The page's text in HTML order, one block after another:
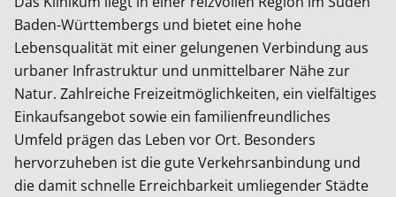
Baden-Württembergs und bietet eine hohe
Lebensqualität mit einer gelungenen Verbindung aus
urbaner Infrastruktur und unmittelbarer Nähe zur
Natur. Zahlreiche Freizeitmöglichkeiten, ein vielfältiges
Einkaufsangebot sowie ein familienfreundliches
Umfeld prägen das Leben vor Ort. Besonders
hervorzuheben ist die gute Verkehrsanbindung und
die damit schnelle Erreichbarkeit umliegender Städte